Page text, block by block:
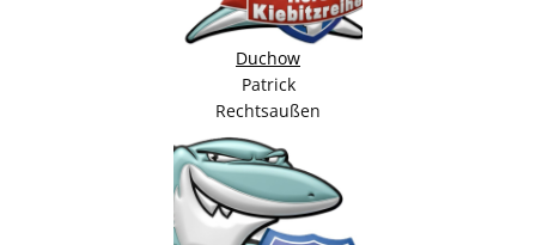
Duchow
Patrick
Rechtsaußen